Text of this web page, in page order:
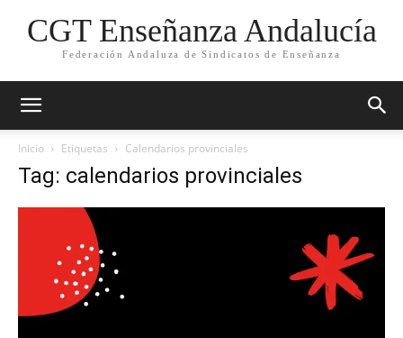
CGT Enseñanza Andalucía
Federación Andaluza de Sindicatos de Enseñanza
Inicio Etiquetas Calendarios provinciales
Tag: calendarios provinciales